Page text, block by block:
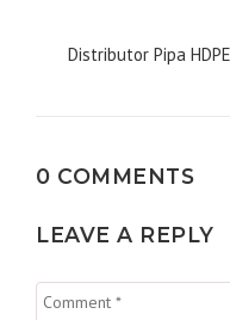
Distributor Pipa
0 COMMENTS
LEAVE A REPLY